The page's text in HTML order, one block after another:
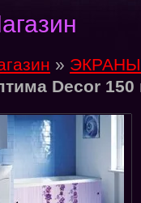
»
Decor 150